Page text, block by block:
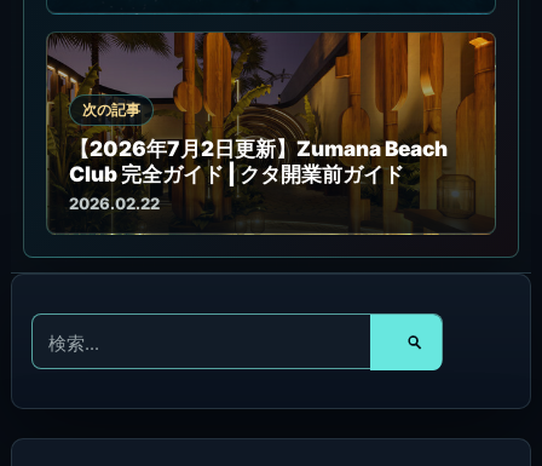
次の記事
【2026年7月2日更新】Zumana Beach
Club 完全ガイド | クタ開業前ガイド
2026.02.22
検
対